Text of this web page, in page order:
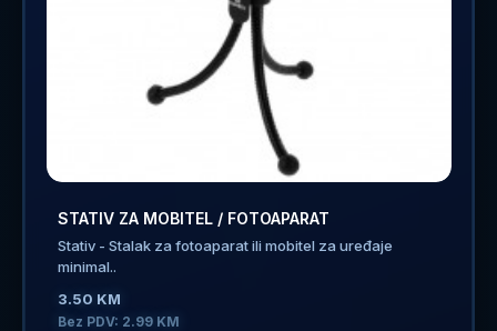
STATIV ZA MOBITEL / FOTOAPARAT
Stativ - Stalak za fotoaparat ili mobitel za uređaje
minimal..
3.50 KM
Bez PDV: 2.99 KM